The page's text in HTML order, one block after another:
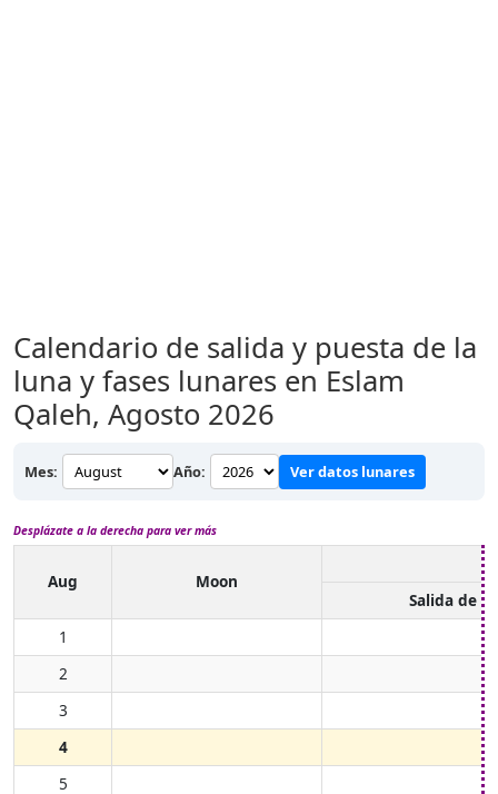
Calendario de salida y puesta de la
luna y fases lunares en Eslam
Qaleh, Agosto 2026
Mes: Año: Ver datos lunares
Desplázate a la derecha para ver más
Aug
Moon
Salida de
1
2
3
4
5